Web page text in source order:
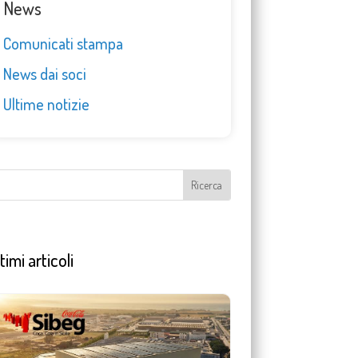
News
Comunicati stampa
News dai soci
Ultime notizie
articoli